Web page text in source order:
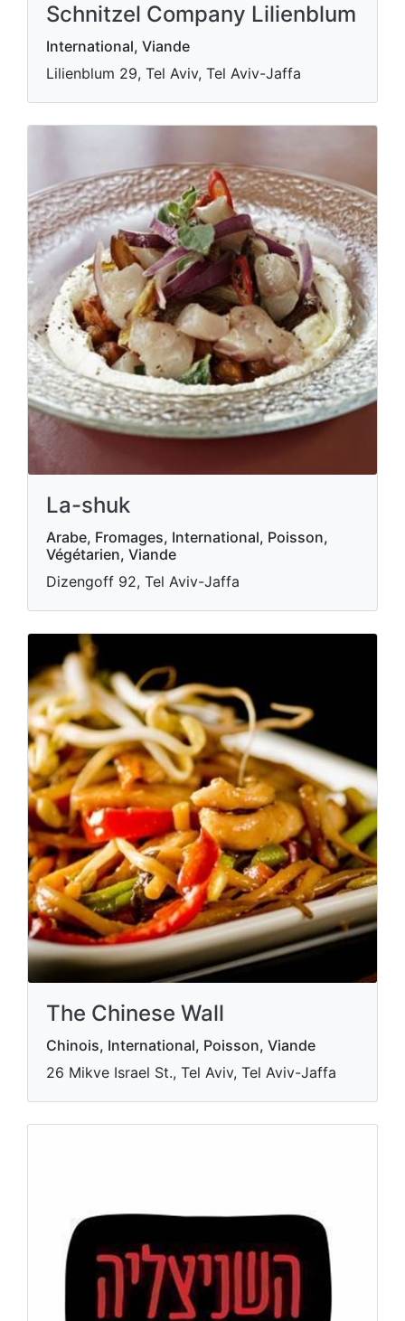
Schnitzel Company Lilienblum
International, Viande
Lilienblum 29, Tel Aviv, Tel Aviv-Jaffa
La-shuk
Arabe, Fromages, International, Poisson,
Végétarien, Viande
Dizengoff 92, Tel Aviv-Jaffa
The Chinese Wall
Chinois, International, Poisson, Viande
26 Mikve Israel St., Tel Aviv, Tel Aviv-Jaffa